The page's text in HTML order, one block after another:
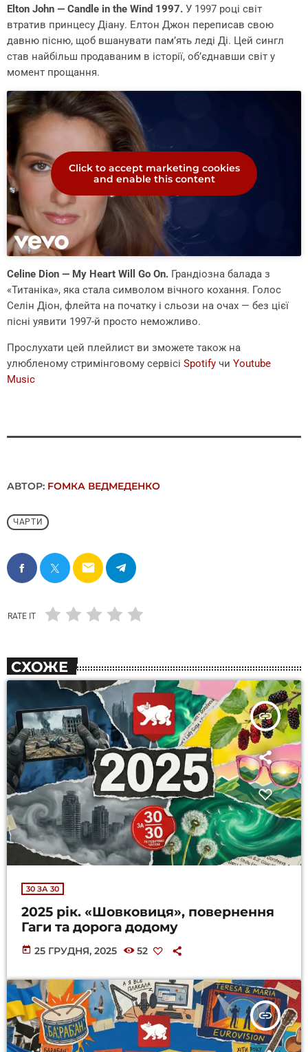
Elton John — Candle in the Wind 1997. У 1997 році світ
втратив принцесу Діану. Елтон Джон переписав свою
давню пісню, щоб вшанувати пам’ять леді Ді. Цей сингл
став найбільш продаваним в історії, об’єднавши світ у
момент прощання.
Click to accept marketing cookies
and enable this content
Celine Dion — My Heart Will Go On. Грандіозна балада з
«Титаніка», яка стала символом вічного кохання. Голос
Селін Діон, флейта на початку і сльози на очах — без цієї
пісні уявити 1997-й просто неможливо.
Прослухати цей плейлист ви зможете також на
улюбленому стримінговому сервісі Spotify чи Youtube
Music
АВТОР: FОMКА ВЕДМЕДЕНКО
ЧАРТИ
email
RATE IT
СХОЖЕ
insert_link
30 ЗА 30
2025 рік. «Шовковиця», повернення
Гаги та дорога додому
today 25 ГРУДНЯ, 2025 52
insert_link